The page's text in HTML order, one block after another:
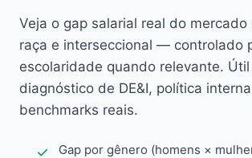
Veja o gap salarial real do mercado
raça e interseccional — controlado
escolaridade quando relevante. Útil
diagnóstico de DE&I, política
benchmarks reais.
Gap por gênero (homens ×